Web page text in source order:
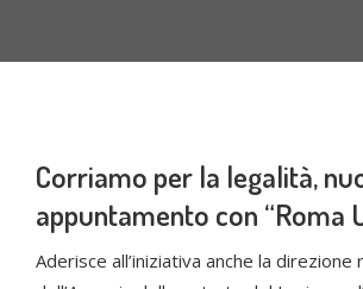
Corriamo per la legalità,
appuntamento con “Roma
Aderisce all’iniziativa anche la direzione